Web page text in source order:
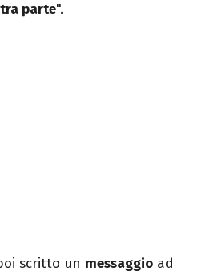
parte".
scritto un messaggio ad